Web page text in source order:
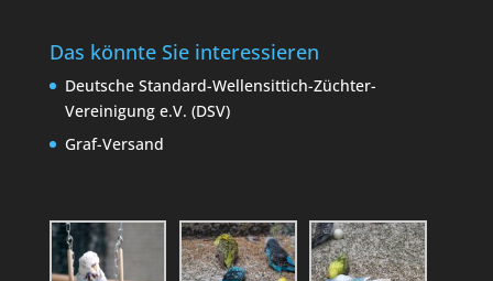
Das könnte Sie interessieren
Deutsche Standard-Wellensittich-Züchter-
Vereinigung e.V. (DSV)
Graf-Versand